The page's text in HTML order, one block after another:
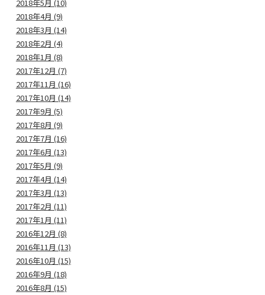
2018年5月 (10)
2018年4月 (9)
2018年3月 (14)
2018年2月 (4)
2018年1月 (8)
2017年12月 (7)
2017年11月 (16)
2017年10月 (14)
2017年9月 (5)
2017年8月 (9)
2017年7月 (16)
2017年6月 (13)
2017年5月 (9)
2017年4月 (14)
2017年3月 (13)
2017年2月 (11)
2017年1月 (11)
2016年12月 (8)
2016年11月 (13)
2016年10月 (15)
2016年9月 (18)
2016年8月 (15)